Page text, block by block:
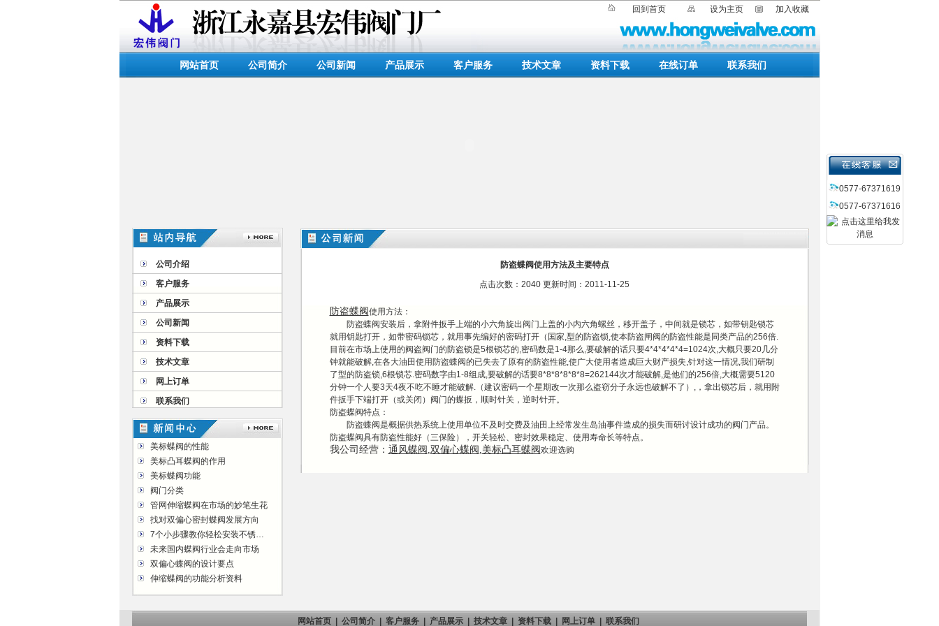
回到首页 设为主页 加入收藏
网站首页 公司简介 公司新闻 产品展示 客户服务 技术文章 资料下载 在线订单 联系我们
公司介绍
客户服务
产品展示
公司新闻
资料下载
技术文章
网上订单
联系我们
美标蝶阀的性能
美标凸耳蝶阀的作用
美标蝶阀功能
阀门分类
管网伸缩蝶阀在市场的妙笔生花
找对双偏心密封蝶阀发展方向
7个小步骤教你轻松安装不锈钢法兰球阀
未来国内蝶阀行业会走向市场
双偏心蝶阀的设计要点
伸缩蝶阀的功能分析资料
防盗蝶阀使用方法及主要特点
点击次数：2040 更新时间：2011-11-25
防盗蝶阀使用方法：
防盗蝶阀安装后，拿附件扳手上端的小六角旋出阀门上盖的小内六角螺丝，移开盖子，中间就是锁芯，如带钥匙锁芯
就用钥匙打开，如带密码锁芯，就用事先编好的密码打开（国家,型的防盗锁,使本防盗闸阀的防盗性能是同类产品的256倍.
目前在市场上使用的阀盗阀门的防盗锁是5根锁芯的,密码数是1-4那么,要破解的话只要4*4*4*4*4=1024次,大概只要20几分
钟就能破解,在各大油田使用防盗蝶阀的已失去了原有的防盗性能,使广大使用者造成巨大财产损失,针对这一情况,我们研制
了型的防盗锁,6根锁芯.密码数字由1-8组成,要破解的话要8*8*8*8*8*8=262144次才能破解,是他们的256倍,大概需要5120
分钟一个人要3天4夜不吃不睡才能破解.（建议密码一个星期改一次那么盗窃分子永远也破解不了）,，拿出锁芯后，就用附
件扳手下端打开（或关闭）阀门的蝶扳，顺时针关，逆时针开。
防盗蝶阀特点：
防盗蝶阀是概据供热系统上使用单位不及时交费及油田上经常发生岛油事件造成的损失而研讨设计成功的阀门产品。
防盗蝶阀具有防盗性能好（三保险），开关轻松、密封效果稳定、使用寿命长等特点。
我公司经营： 通风蝶阀 ,双偏心蝶阀 ,美标凸耳蝶阀欢迎选购
网站首页 公司简介 客户服务 产品展示 技术文章 资料下载 网上订单 联系我们
0577-67371619
0577-67371616